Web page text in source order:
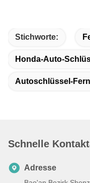
Stichworte:
Honda-Auto-
Autoschlüssel-
Schnelle
Adresse